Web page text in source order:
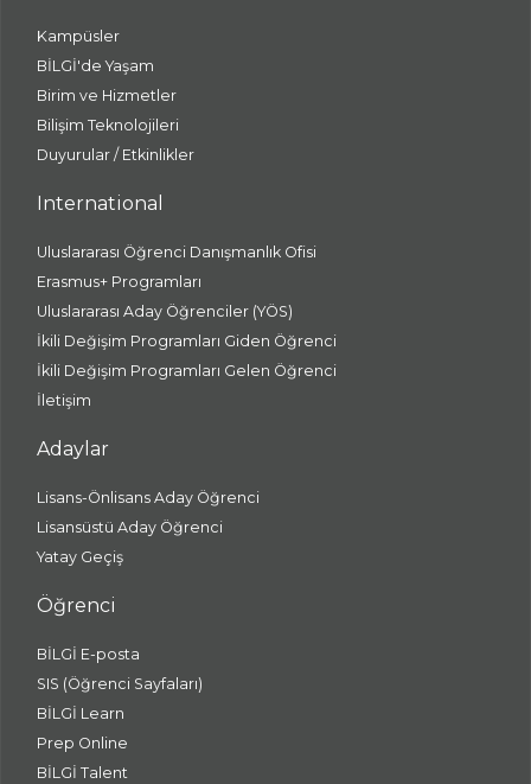
Kampüsler
BİLGİ'de Yaşam
Birim ve Hizmetler
Bilişim Teknolojileri
Duyurular / Etkinlikler
International
Uluslararası Öğrenci Danışmanlık Ofisi
Erasmus+ Programları
Uluslararası Aday Öğrenciler (YÖS)
İkili Değişim Programları Giden Öğrenci
İkili Değişim Programları Gelen Öğrenci
İletişim
Adaylar
Lisans-Önlisans Aday Öğrenci
Lisansüstü Aday Öğrenci
Yatay Geçiş
Öğrenci
BİLGİ E-posta
SIS (Öğrenci Sayfaları)
BİLGİ Learn
Prep Online
BİLGİ Talent